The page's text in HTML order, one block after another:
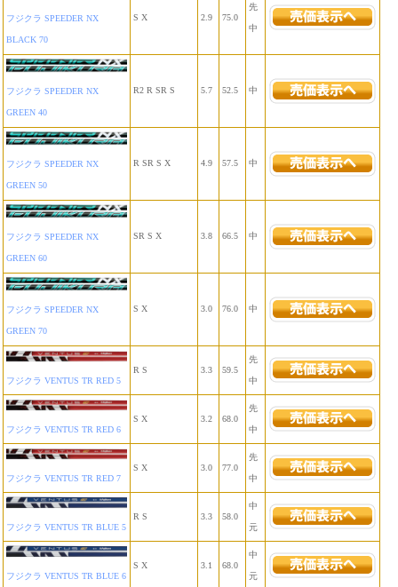
フジクラ SPEEDER NX
BLACK 70
S X 2.9 75.0
先
中
フジクラ SPEEDER NX
GREEN 40
R2 R SR S 5.7 52.5 中
フジクラ SPEEDER NX
GREEN 50
R SR S X 4.9 57.5 中
フジクラ SPEEDER NX
GREEN 60
SR S X 3.8 66.5 中
フジクラ SPEEDER NX
GREEN 70
S X 3.0 76.0 中
フジクラ VENTUS TR RED 5
R S 3.3 59.5
先
中
フジクラ VENTUS TR RED 6
S X 3.2 68.0
先
中
フジクラ VENTUS TR RED 7
S X 3.0 77.0
先
中
フジクラ VENTUS TR BLUE 5
R S 3.3 58.0
中
元
フジクラ VENTUS TR BLUE 6
S X 3.1 68.0
中
元